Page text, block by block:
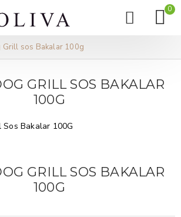
0
Grill sos Bakalar 100g
GRILL SOS BAKALAR
100G
GRILL SOS BAKALAR
100G